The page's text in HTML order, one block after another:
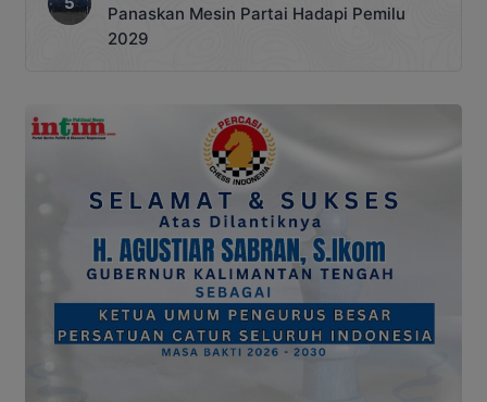
Panaskan Mesin Partai Hadapi Pemilu
2029